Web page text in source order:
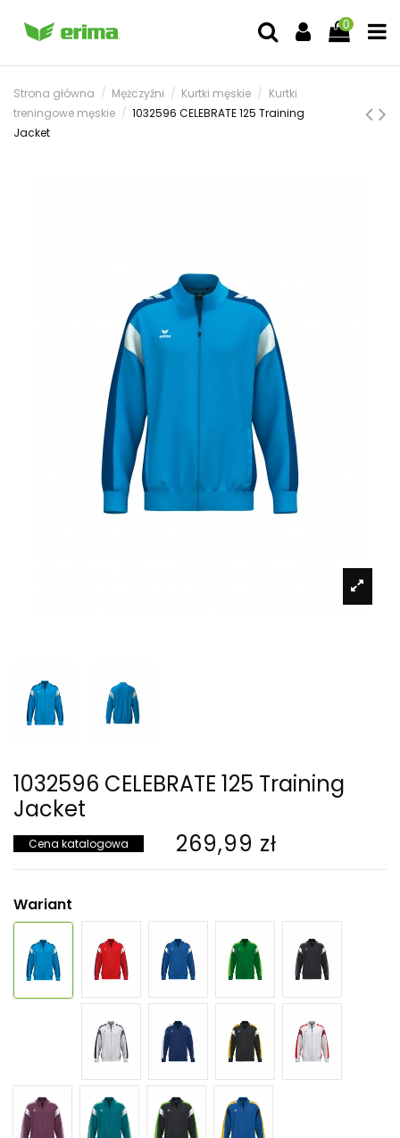
0
Strona główna Mężczyźni Kurtki męskie
Kurtki
treningowe męskie
1032596 CELEBRATE 125 Training
Jacket
1032596 CELEBRATE 125 Training
Jacket
Cena katalogowa 269,99 zł
Wariant